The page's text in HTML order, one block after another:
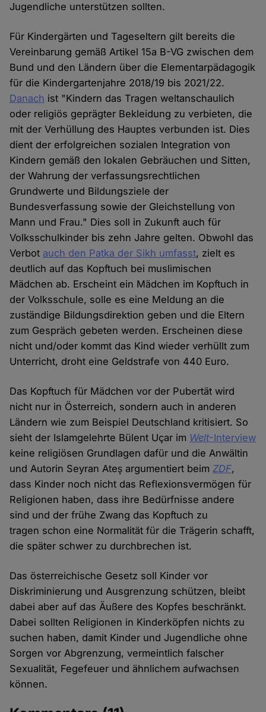
Jugendliche unterstützen sollten.
Für Kindergärten und Tageseltern gilt bereits die
Vereinbarung gemäß Artikel 15a B-VG zwischen dem
Bund und den Ländern über die Elementarpädagogik
für die Kindergartenjahre 2018/19 bis 2021/22.
Danach ist "Kindern das Tragen weltanschaulich
oder religiös geprägter Bekleidung zu verbieten, die
mit der Verhüllung des Hauptes verbunden ist. Dies
dient der erfolgreichen sozialen Integration von
Kindern gemäß den lokalen Gebräuchen und Sitten,
der Wahrung der verfassungsrechtlichen
Grundwerte und Bildungsziele der
Bundesverfassung sowie der Gleichstellung von
Mann und Frau." Dies soll in Zukunft auch für
Volksschulkinder bis zehn Jahre gelten. Obwohl das
Verbot auch den Patka der Sikh umfasst, zielt es
deutlich auf das Kopftuch bei muslimischen
Mädchen ab. Erscheint ein Mädchen im Kopftuch in
der Volksschule, solle es eine Meldung an die
zuständige Bildungsdirektion geben und die Eltern
zum Gespräch gebeten werden. Erscheinen diese
nicht und/oder kommt das Kind wieder verhüllt zum
Unterricht, droht eine Geldstrafe von 440 Euro.
Das Kopftuch für Mädchen vor der Pubertät wird
nicht nur in Österreich, sondern auch in anderen
Ländern wie zum Beispiel Deutschland kritisiert. So
sieht der Islamgelehrte Bülent Uçar im Welt-Interview
keine religiösen Grundlagen dafür und die Anwältin
und Autorin Seyran Ateş argumentiert beimZDF,
dass Kinder noch nicht das Reflexionsvermögen für
Religionen haben, dass ihre Bedürfnisse andere
sind und der frühe Zwang das Kopftuch zu
tragen schon eine Normalität für die Trägerin schafft,
die später schwer zu durchbrechen ist.
Das österreichische Gesetz soll Kinder vor
Diskriminierung und Ausgrenzung schützen, bleibt
dabei aber auf das Äußere des Kopfes beschränkt.
Dabei sollten Religionen in Kinderköpfen nichts zu
suchen haben, damit Kinder und Jugendliche ohne
Sorgen vor Abgrenzung, vermeintlich falscher
Sexualität, Fegefeuer und ähnlichem aufwachsen
können.